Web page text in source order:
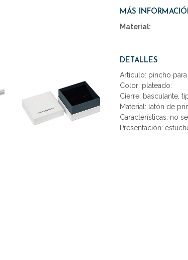
MÁS
Material:
DETALLES
Articulo: pincho
Color: plateado.
Cierre: basculante,
Material: latón de
Características: no
Presentación: